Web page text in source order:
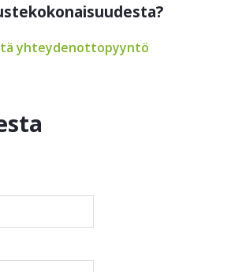
yhteydenottopyyntö